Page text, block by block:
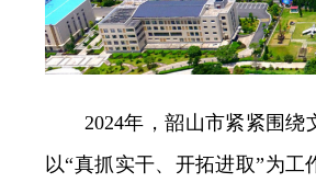
2024年，韶山市紧紧围绕
以“真抓实干、开拓进取”为